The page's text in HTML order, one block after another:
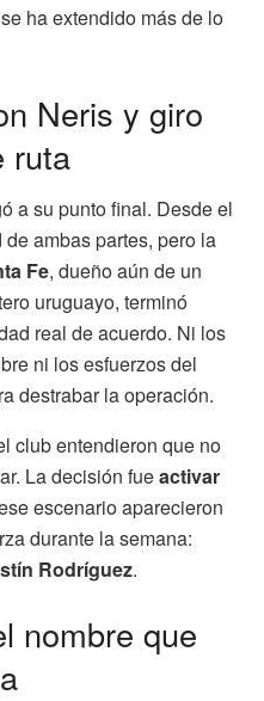
ha extendido más de lo
Neris y giro
ruta
a su punto final. Desde el
ambas partes, pero la
Fe, dueño aún de un
uruguayo, terminó
real de acuerdo. Ni los
ni los esfuerzos del
destrabar la operación.
club entendieron que no
La decisión fueactivar
escenario aparecieron
durante la semana:
Rodríguez.
nombre que